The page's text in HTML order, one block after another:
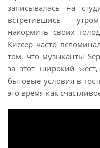
записывалась на
встретившись
накормить своих
Киссер часто
том, что музыканты
за этот широкий
бытовые условия в
это время как